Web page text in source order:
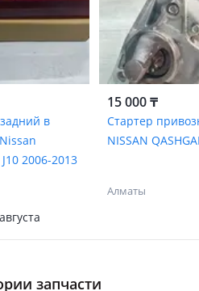
в
2006-2013
15 000 ₸
Стартер
NISSAN
Алматы
запчасти